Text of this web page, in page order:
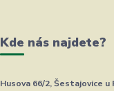
Kde nás najdete?
Husova 66/2, Šestajovice u